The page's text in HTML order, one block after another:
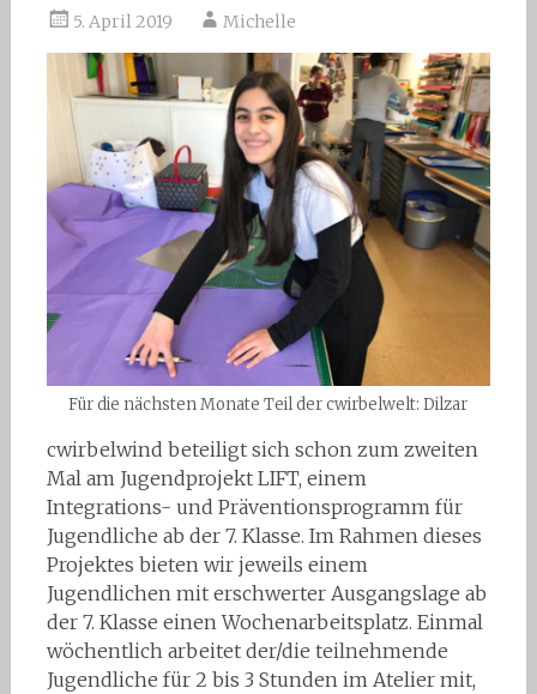
5. April 2019 Michelle
Für die nächsten Monate Teil der cwirbelwelt: Dilzar
cwirbelwind beteiligt sich schon zum zweiten
Mal am Jugendprojekt LIFT, einem
Integrations- und Präventionsprogramm für
Jugendliche ab der 7. Klasse. Im Rahmen dieses
Projektes bieten wir jeweils einem
Jugendlichen mit erschwerter Ausgangslage ab
der 7. Klasse einen Wochenarbeitsplatz. Einmal
wöchentlich arbeitet der/die teilnehmende
Jugendliche für 2 bis 3 Stunden im Atelier mit,